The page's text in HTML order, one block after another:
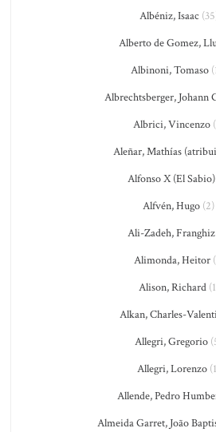
Albéniz, Isaac
Alberto de Gomez,
Albinoni, Tomaso
Albrechtsberger, Johann
Albrici, Vincenzo
Aleñar, Mathías
Alfonso X (El Sabio)
Alfvén, Hugo (2)
Ali-Zadeh, Franghiz
Alimonda, Heitor
Alison, Richard
Alkan, Charles-
Allegri, Gregorio
Allegri, Lorenzo
Allende, Pedro
Almeida Garret, João